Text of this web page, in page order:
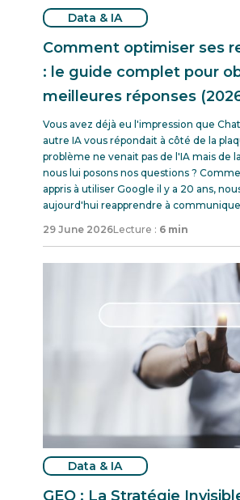
Data & IA
Comment optimiser ses
: le guide complet pour
meilleures réponses
Vous avez déjà eu l'impression que
autre IA vous répondait à côté de la
problème ne venait pas de l'IA mais de
nous lui posons nos questions ?
appris à utiliser Google il y a 20 ans,
aujourd'hui reapprendre à
29 June 2026Lecture : 6 min
Data & IA
GEO : La Stratégie